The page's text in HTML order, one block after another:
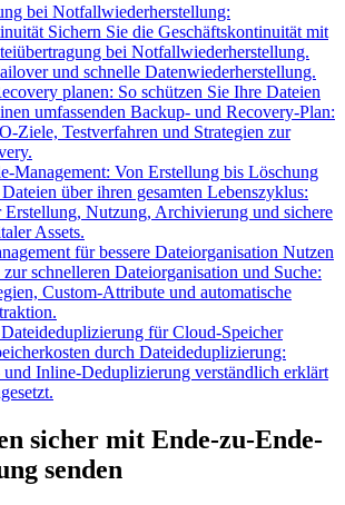
bei Notfallwiederherstellung:
Sichern Sie die Geschäftskontinuität mit
bei Notfallwiederherstellung.
und schnelle Datenwiederherstellung.
planen: So schützen Sie Ihre Dateien
umfassenden Backup- und Recovery-Plan:
Ziele, Testverfahren und Strategien zur
Management: Von Erstellung bis Löschung
über ihren gesamten Lebenszyklus:
Nutzung, Archivierung und sichere
Assets.
für bessere Dateiorganisation Nutzen
zur schnelleren Dateiorganisation und Suche:
Custom-Attribute und automatische
für Cloud-Speicher
durch Dateideduplizierung:
Inline-Deduplizierung verständlich erklärt
sicher mit Ende-zu-Ende-
senden